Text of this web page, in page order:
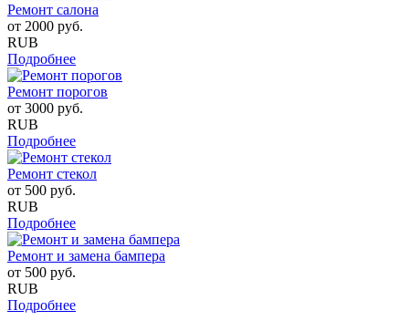
Ремонт салона
от 2000 руб.
RUB
Подробнее
Ремонт порогов
от 3000 руб.
RUB
Подробнее
Ремонт стекол
от 500 руб.
RUB
Подробнее
Ремонт и замена бампера
от 500 руб.
RUB
Подробнее